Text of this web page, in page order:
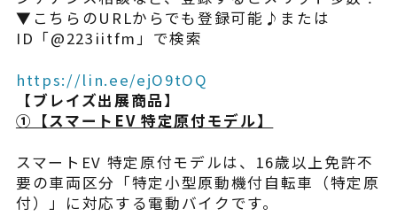
▼こちらのURLからでも登録可能♪または
ID「@223iitfm」で検索
https://lin.ee/ejO9tOQ
【ブレイズ出展商品】
①【スマートEV 特定原付モデル】
スマートEV 特定原付モデルは、16歳以上免許不
要の車両区分「特定小型原動機付自転車（特定原
付）」に対応する電動バイクです。